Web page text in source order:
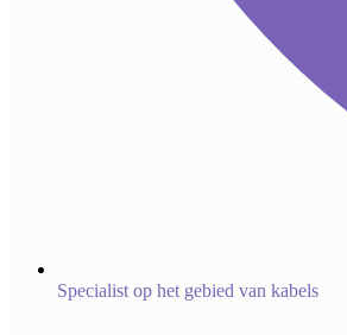
Specialist op het gebied van kabels